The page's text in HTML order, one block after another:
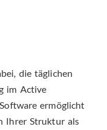
die täglichen
im Active
ermöglicht
Ihrer Struktur als